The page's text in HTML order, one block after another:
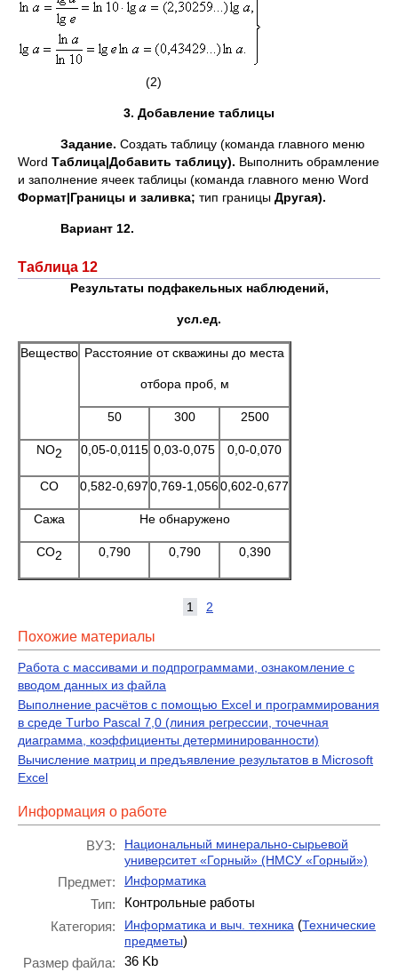
(2)
3. Добавление таблицы
Задание. Создать таблицу (команда главного меню
Word Таблица|Добавить таблицу). Выполнить обрамление
и заполнение ячеек таблицы (команда главного меню Word
Формат|Границы и заливка; тип границы Другая).
Вариант 12.
Таблица 12
Результаты подфакельных наблюдений,
усл.ед.
Вещество Расстояние от скважины до места
отбора проб, м
50 300 2500
NO2 0,05-0,0115 0,03-0,075 0,0-0,070
CO 0,582-0,6970,769-1,0560,602-0,677
Сажа Не обнаружено
CO2 0,790 0,790 0,390
1 2
Похожие материалы
Работа с массивами и подпрограммами, ознакомление с
вводом данных из файла
Выполнение расчётов с помощью Ехсеl и программирования
в среде Тurbо Раsсаl 7,0 (линия регрессии, точечная
диаграмма, коэффициенты детерминированности)
Вычисление матриц и предъявление результатов в Microsoft
Excel
Информация о работе
ВУЗ:
Национальный минерально-сырьевой
университет «Горный» (НМСУ «Горный»)
Предмет: Информатика
Тип:
Контрольные работы
Категория:
Информатика и выч. техника (Технические
предметы)
Размер файла:
36 Kb